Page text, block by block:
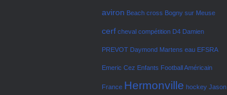
aviron Beach cross Bogny sur Meuse
cerf cheval compétition D4 Damien
PREVOT Daymond Martens eau EFSRA
Emeric Cez Enfants Football Américain
France Hermonville hockey Jason